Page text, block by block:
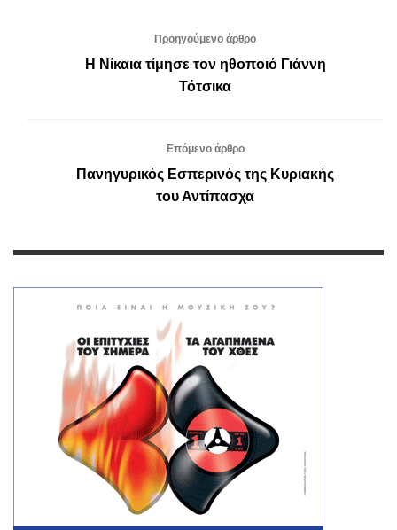
Προηγούμενο άρθρο
Η Νίκαια τίμησε τον ηθοποιό Γιάννη
Τότσικα
Επόμενο άρθρο
Πανηγυρικός Εσπερινός της Κυριακής
του Αντίπασχα